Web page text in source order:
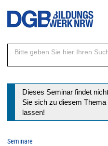
Direkt
Inhalt
Statusmeldung
Dieses Seminar findet
Sie sich zu diesem
lassen!
Seminare